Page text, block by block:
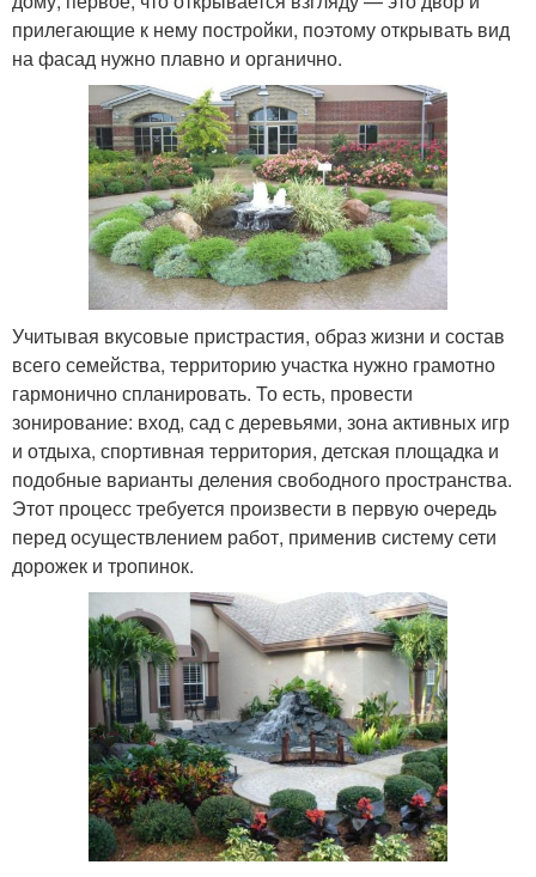
прилегающие к нему постройки, поэтому открывать вид
на фасад нужно плавно и органично.
Учитывая вкусовые пристрастия, образ жизни и состав
всего семейства, территорию участка нужно грамотно
гармонично спланировать. То есть, провести
зонирование: вход, сад с деревьями, зона активных игр
и отдыха, спортивная территория, детская площадка и
подобные варианты деления свободного пространства.
Этот процесс требуется произвести в первую очередь
перед осуществлением работ, применив систему сети
дорожек и тропинок.